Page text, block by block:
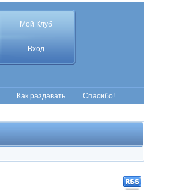
Мой Клуб
Вход
Как раздавать Спасибо!